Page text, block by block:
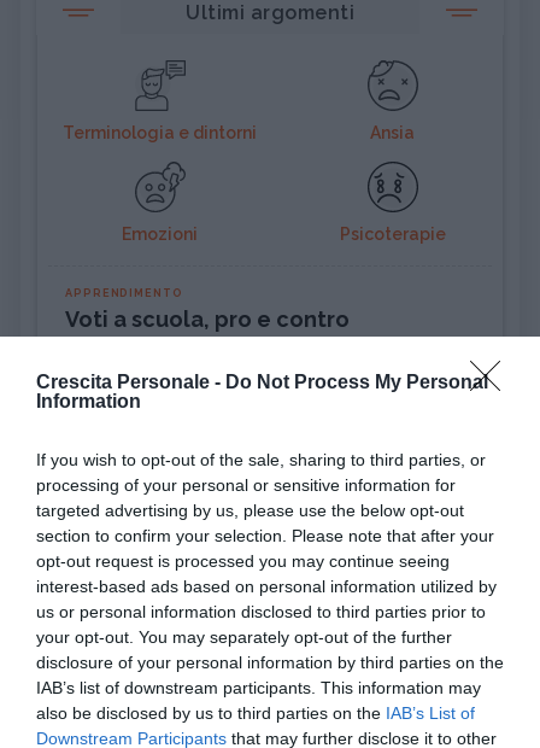
Crescita Personale - Do Not Process My Personal
Information
If you wish to opt-out of the sale, sharing to third parties, or
processing of your personal or sensitive information for
targeted advertising by us, please use the below opt-out
section to confirm your selection. Please note that after your
opt-out request is processed you may continue seeing
interest-based ads based on personal information utilized by
us or personal information disclosed to third parties prior to
your opt-out. You may separately opt-out of the further
disclosure of your personal information by third parties on the
IAB’s list of downstream participants. This information may
also be disclosed by us to third parties on the IAB’s List of
Downstream Participants that may further disclose it to other
Ultimi argomenti
Terminologia e dintorni Ansia
Emozioni Psicoterapie
APPRENDIMENTO
Voti a scuola, pro e contro
ATTEGGIAMENTO
Incassare un rifiuto: come riprendersi
PSICOLOGIA
Pensiero magico: cos'è e perché può
rivelarsi util...
DISAGIO PSICOLOGICO
Ciclotimia, cos'è e come si cura
AMORE